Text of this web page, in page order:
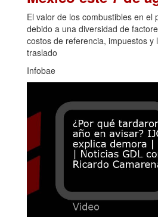
El valor de los combustibles en el
debido a una diversidad de
costos de referencia, impuestos y
traslado
Infobae